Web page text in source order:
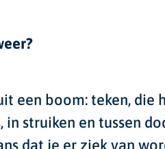
een boom: teken, die
struiken en tussen
dat je er ziek van